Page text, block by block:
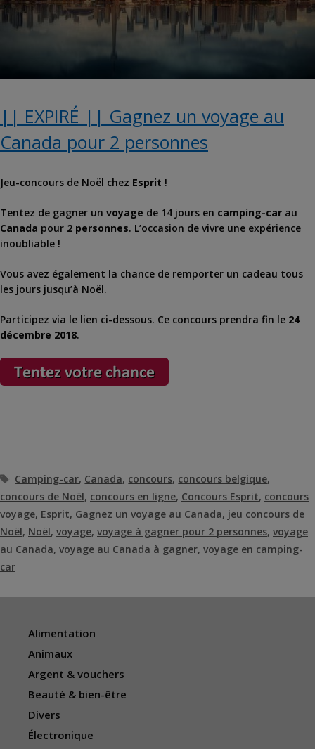
|| EXPIRÉ || Gagnez un voyage au
Canada pour 2 personnes
Jeu-concours de Noël chez Esprit !
Tentez de gagner un voyage de 14 jours en camping-car au
Canada pour 2 personnes. L’occasion de vivre une expérience
inoubliable !
Vous avez également la chance de remporter un cadeau tous
les jours jusqu’à Noël.
Participez via le lien ci-dessous. Ce concours prendra fin le 24
décembre 2018.
Étiquettes
Camping-car, Canada, concours, concours belgique,
concours de Noël, concours en ligne, Concours Esprit, concours
voyage, Esprit, Gagnez un voyage au Canada, jeu concours de
Noël, Noël, voyage, voyage à gagner pour 2 personnes, voyage
au Canada, voyage au Canada à gagner, voyage en camping-
car
Alimentation
Animaux
Argent & vouchers
Beauté & bien-être
Divers
Électronique